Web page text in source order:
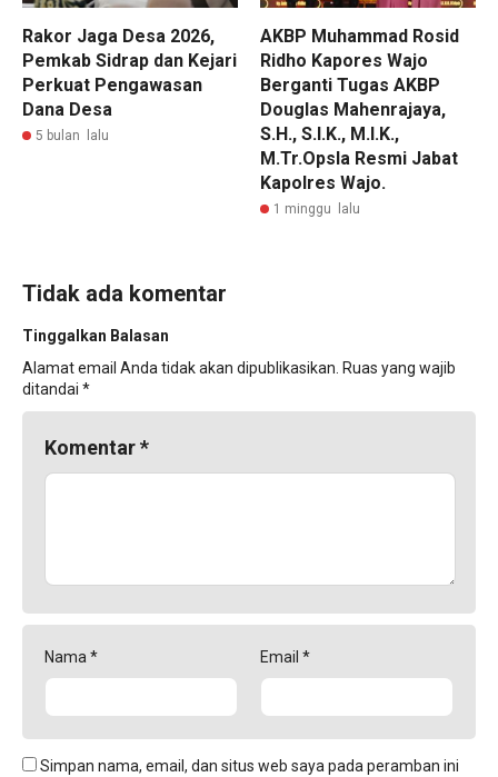
Rakor Jaga Desa 2026,
Pemkab Sidrap dan Kejari
Perkuat Pengawasan
Dana Desa
5 bulan lalu
AKBP Muhammad Rosid
Ridho Kapores Wajo
Berganti Tugas AKBP
Douglas Mahenrajaya,
S.H., S.I.K., M.I.K.,
M.Tr.Opsla Resmi Jabat
Kapolres Wajo.
1 minggu lalu
Tidak ada komentar
Tinggalkan Balasan
Alamat email Anda tidak akan dipublikasikan. Ruas yang wajib
ditandai *
Komentar*
Nama * Email *
Simpan nama, email, dan situs web saya pada peramban ini